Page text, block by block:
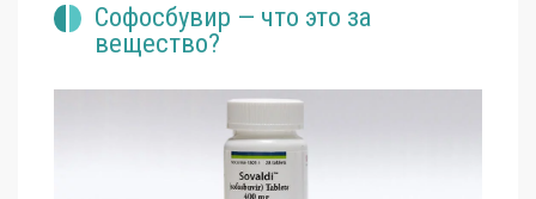
Софосбувир — что это за
вещество?